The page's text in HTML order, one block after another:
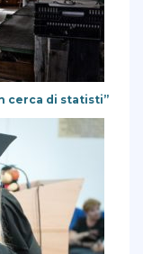
cerca di statisti”